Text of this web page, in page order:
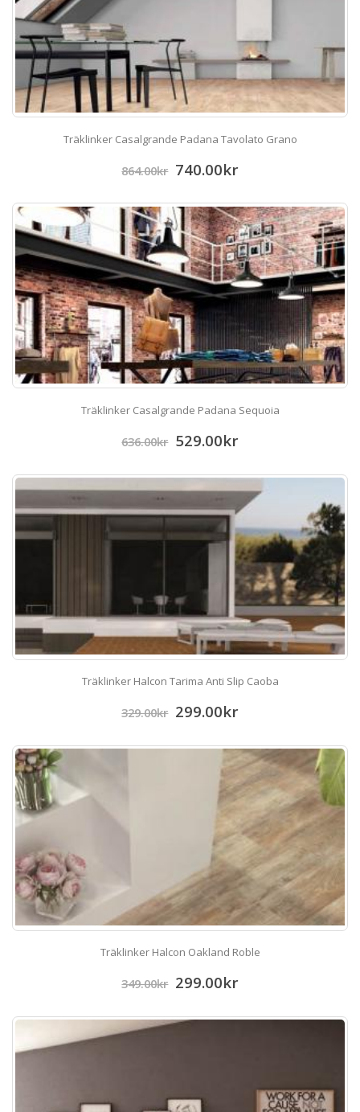
Träklinker Casalgrande Padana Tavolato Grano
864.00kr 740.00kr
Träklinker Casalgrande Padana Sequoia
636.00kr 529.00kr
Träklinker Halcon Tarima Anti Slip Caoba
329.00kr 299.00kr
Träklinker Halcon Oakland Roble
349.00kr 299.00kr